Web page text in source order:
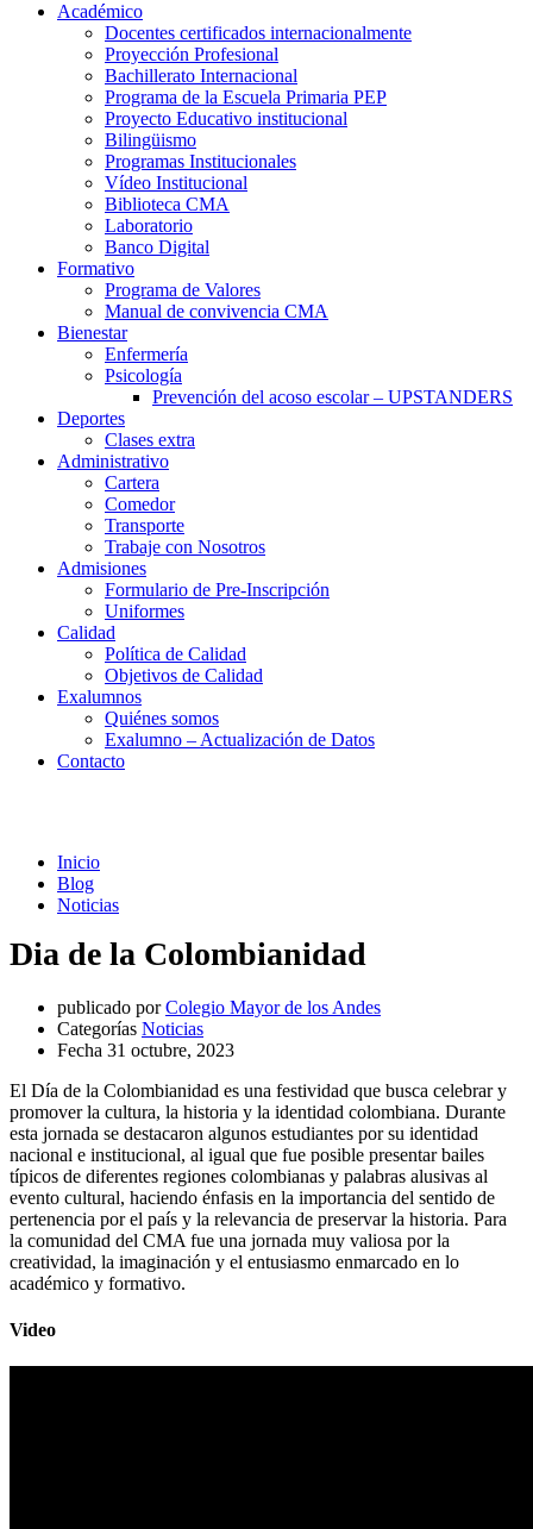
Académico
Docentes certificados internacionalmente
Proyección Profesional
Bachillerato Internacional
Programa de la Escuela Primaria PEP
Proyecto Educativo institucional
Bilingüismo
Programas Institucionales
Vídeo Institucional
Biblioteca CMA
Laboratorio
Banco Digital
Formativo
Programa de Valores
Manual de convivencia CMA
Bienestar
Enfermería
Psicología
Prevención del acoso escolar – UPSTANDERS
Deportes
Clases extra
Administrativo
Cartera
Comedor
Transporte
Trabaje con Nosotros
Admisiones
Formulario de Pre-Inscripción
Uniformes
Calidad
Política de Calidad
Objetivos de Calidad
Exalumnos
Quiénes somos
Exalumno – Actualización de Datos
Contacto
Inicio
Blog
Noticias
Dia de la Colombianidad
publicado por Colegio Mayor de los Andes
Categorías Noticias
Fecha 31 octubre, 2023
El Día de la Colombianidad es una festividad que busca celebrar y
promover la cultura, la historia y la identidad colombiana. Durante
esta jornada se destacaron algunos estudiantes por su identidad
nacional e institucional, al igual que fue posible presentar bailes
típicos de diferentes regiones colombianas y palabras alusivas al
evento cultural, haciendo énfasis en la importancia del sentido de
pertenencia por el país y la relevancia de preservar la historia. Para
la comunidad del CMA fue una jornada muy valiosa por la
creatividad, la imaginación y el entusiasmo enmarcado en lo
académico y formativo.
Video